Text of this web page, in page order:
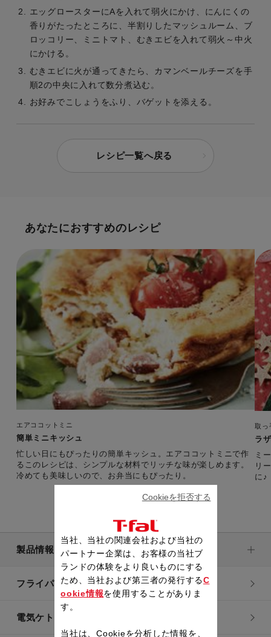
エッグロースターにAを入れて弱火にかけ、にんにくの
香りがたったところに、半割りしたマッシュルーム、ブ
ロッコリー、ミニトマト、むきエビを入れて弱火～中火
にかける。
むきエビに火が通ってきたら、カマンベールチーズを手
順2の中央に入れて数分煮込む。
お好みでこしょうをふり、バゲットを添える。
レシピ一覧へ戻る
あなたにおすすめのレシピ
エアココットミニ
簡単ミニキッシュ
忙しい日にもぴったりの簡単キッシュ。エアココットミニで作
るこのレシピは、シンプルな材料でリッチな味が楽しめます。
冷めても美味しいので、お弁当にもぴったり。
取っ
ラ
ミ
リ
に♪
製品情報
フライパン・鍋
電気ケトル
当社、当社の関連会社および当社の
パートナー企業は、お客様の当社ブ
ランドの体験をより良いものにする
ため、当社および第三者の発行するC
ookie情報を使用することがありま
す。
当社は、Cookieを分析した情報を、
Cookieを拒否する